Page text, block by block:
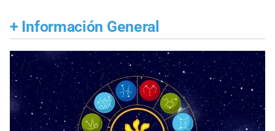
+ Información General